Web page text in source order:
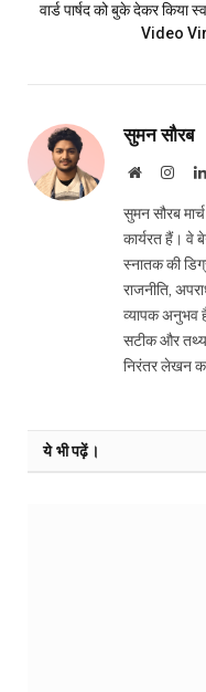
वार्ड पार्षद को बुके देकर किया
Video
सुमन सौरब
Website
सुमन सौरब
कार्यरत हैं। वे
स्नातक की
राजनीति,
व्यापक
सटीक और
निरंतर लेखन
ये भी पढ़ें।